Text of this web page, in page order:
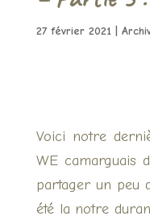
27 février 2021|
Voici notre
WE camarguais
partager un peu
été la notre